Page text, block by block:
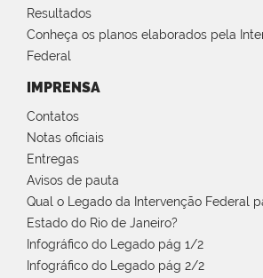
Resultados
Conheça os planos elaborados pela
Federal
IMPRENSA
Contatos
Notas oficiais
Entregas
Avisos de pauta
Qual o Legado da Intervenção Federal
Estado do Rio de Janeiro?
Infográfico do Legado pág 1/2
Infográfico do Legado pág 2/2